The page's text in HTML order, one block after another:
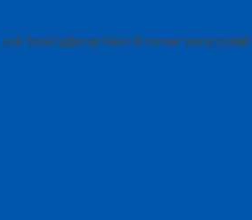
bisa hubungi kami di nomer yang